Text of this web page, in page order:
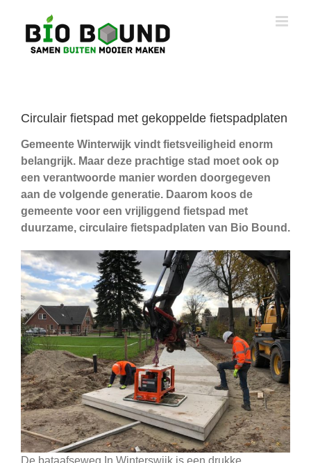
inhoud
Circulair fietspad met gekoppelde fietspadplaten
Gemeente Winterwijk vindt fietsveiligheid enorm
belangrijk. Maar deze prachtige stad moet ook op
een verantwoorde manier worden doorgegeven
aan de volgende generatie. Daarom koos de
gemeente voor een vrijliggend fietspad met
duurzame, circulaire fietspadplaten van Bio Bound.
De bataafseweg In Winterswijk is een drukke